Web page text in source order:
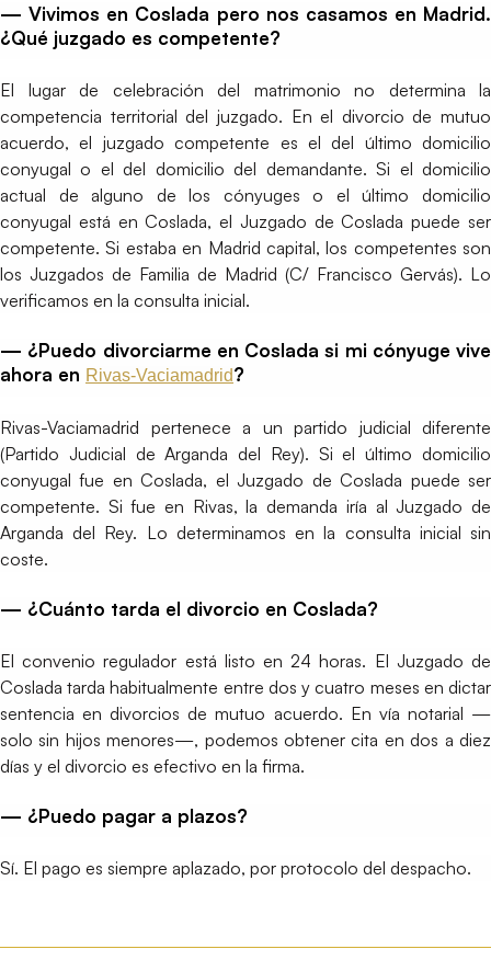
— Vivimos en Coslada pero nos casamos en Madrid.
¿Qué juzgado es competente?
El lugar de celebración del matrimonio no determina la
competencia territorial del juzgado. En el divorcio de mutuo
acuerdo, el juzgado competente es el del último domicilio
conyugal o el del domicilio del demandante. Si el domicilio
actual de alguno de los cónyuges o el último domicilio
conyugal está en Coslada, el Juzgado de Coslada puede ser
competente. Si estaba en Madrid capital, los competentes son
los Juzgados de Familia de Madrid (C/ Francisco Gervás). Lo
verificamos en la consulta inicial.
— ¿Puedo divorciarme en Coslada si mi cónyuge vive
ahora en Rivas-Vaciamadrid?
Rivas-Vaciamadrid pertenece a un partido judicial diferente
(Partido Judicial de Arganda del Rey). Si el último domicilio
conyugal fue en Coslada, el Juzgado de Coslada puede ser
competente. Si fue en Rivas, la demanda iría al Juzgado de
Arganda del Rey. Lo determinamos en la consulta inicial sin
coste.
— ¿Cuánto tarda el divorcio en Coslada?
El convenio regulador está listo en 24 horas. El Juzgado de
Coslada tarda habitualmente entre dos y cuatro meses en dictar
sentencia en divorcios de mutuo acuerdo. En vía notarial —
solo sin hijos menores—, podemos obtener cita en dos a diez
días y el divorcio es efectivo en la firma.
— ¿Puedo pagar a plazos?
Sí. El pago es siempre aplazado, por protocolo del despacho.